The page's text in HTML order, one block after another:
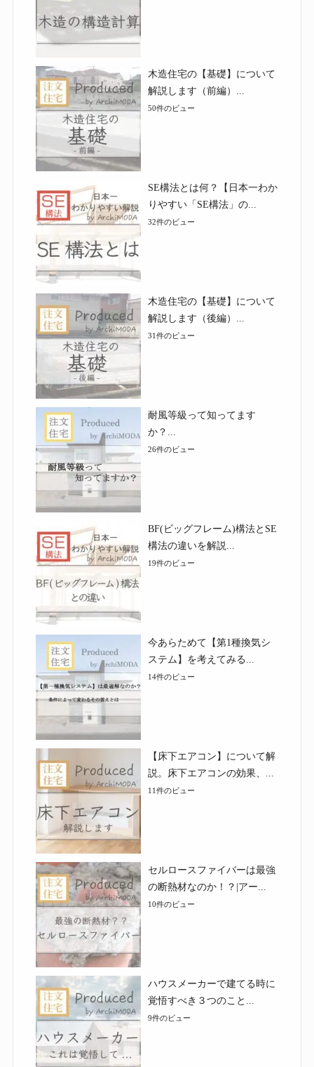
木造住宅の【基礎】について
解説します（前編）...
50件のビュー
SE構法とは何？【日本一わか
りやすい「SE構法」の...
32件のビュー
木造住宅の【基礎】について
解説します（後編）...
31件のビュー
耐風等級って知ってます
か？...
26件のビュー
BF(ビッグフレーム)構法とSE
構法の違いを解説...
19件のビュー
今あらためて【第1種換気シ
ステム】を考えてみる...
14件のビュー
【床下エアコン】について解
説。床下エアコンの効果、...
11件のビュー
セルロースファイバーは最強
の断熱材なのか！？|アー...
10件のビュー
ハウスメーカーで建てる時に
覚悟すべき３つのこと...
9件のビュー